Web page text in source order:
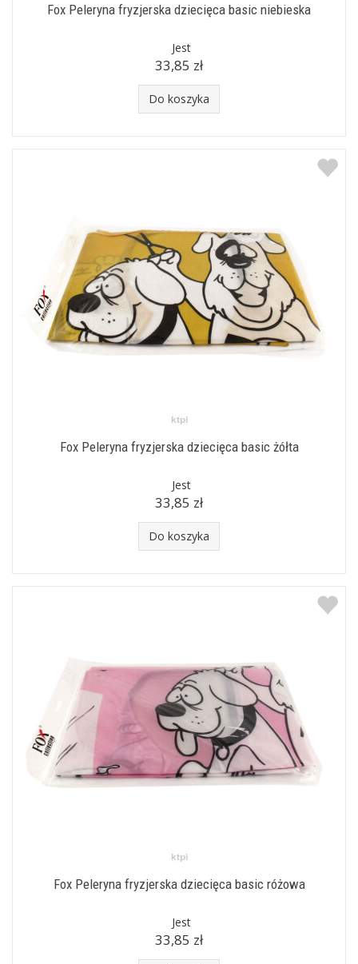
Fox Peleryna fryzjerska dziecięca basic niebieska
Jest
33,85 zł
Do koszyka
Fox Peleryna fryzjerska dziecięca basic żółta
Jest
33,85 zł
Do koszyka
Fox Peleryna fryzjerska dziecięca basic różowa
Jest
33,85 zł